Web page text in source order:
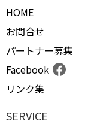
HOME
お問合せ
パートナー募集
Facebook
リンク集
SERVICE